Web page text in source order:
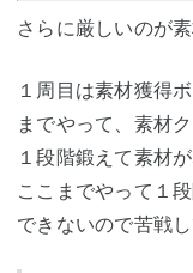
さらに厳しいのが
１周目は素材獲得
までやって、素材
１段階鍛えて素材
ここまでやって１
できないので苦戦